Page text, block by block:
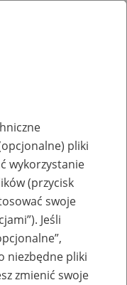
profili
pliki
wykorzystanie
(przycisk
swoje
Jeśli
niezbędne pliki
zmienić swoje